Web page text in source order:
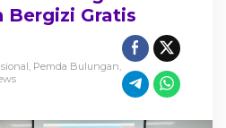
s
K
e
t
Bergizi Gratis
, Pemda Bulungan,